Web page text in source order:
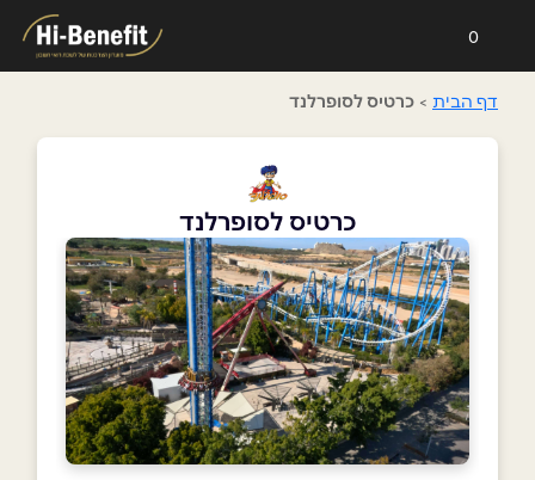
0
דף הבית > כרטיס לסופרלנד
כרטיס לסופרלנד